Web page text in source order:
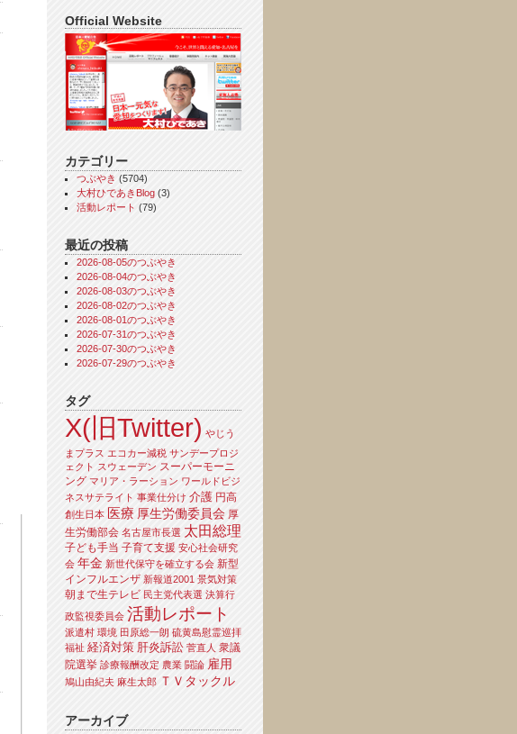
Official Website
カテゴリー
つぶやき (5704)
大村ひであきBlog (3)
活動レポート (79)
最近の投稿
2026-08-05のつぶやき
2026-08-04のつぶやき
2026-08-03のつぶやき
2026-08-02のつぶやき
2026-08-01のつぶやき
2026-07-31のつぶやき
2026-07-30のつぶやき
2026-07-29のつぶやき
タグ
X(旧Twitter) やじう
まプラス エコカー減税 サンデープロジ
ェクト スウェーデン スーパーモーニ
ング マリア・ラーション ワールドビジ
ネスサテライト 事業仕分け 介護 円高
創生日本 医療 厚生労働委員会 厚
生労働部会 名古屋市長選 太田総理
子ども手当 子育て支援 安心社会研究
会 年金 新世代保守を確立する会 新型
インフルエンザ 新報道2001 景気対策
朝まで生テレビ 民主党代表選 決算行
政監視委員会 活動レポート
派遣村 環境 田原総一朗 硫黄島慰霊巡拝
福祉 経済対策 肝炎訴訟 菅直人 衆議
院選挙 診療報酬改定 農業 闘論 雇用
鳩山由紀夫 麻生太郎 ＴＶタックル
アーカイブ